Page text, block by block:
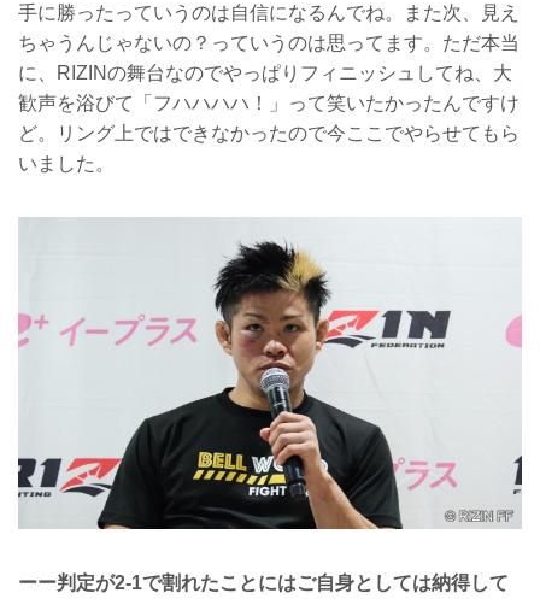
手に勝ったっていうのは自信になるんでね。また次、見え
ちゃうんじゃないの？っていうのは思ってます。ただ本当
に、RIZINの舞台なのでやっぱりフィニッシュしてね、大
歓声を浴びて「フハハハハ！」って笑いたかったんですけ
ど。リング上ではできなかったので今ここでやらせてもら
いました。
ーー判定が2-1で割れたことにはご自身としては納得して